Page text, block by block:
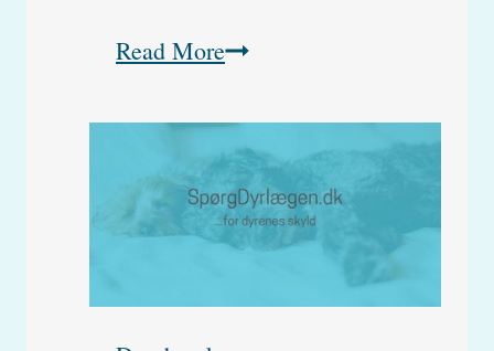
Read MoreMin
knurrer
vores
Hvad